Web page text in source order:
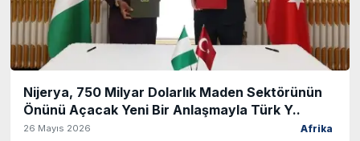
Nijerya, 750 Milyar Dolarlık Maden Sektörünün
Önünü Açacak Yeni Bir Anlaşmayla Türk Y..
26 Mayıs 2026 Afrika